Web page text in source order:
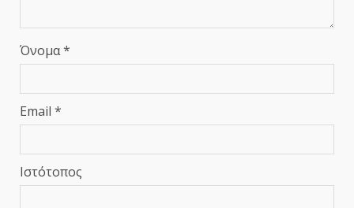
Όνομα*
Email *
Ιστότοπος